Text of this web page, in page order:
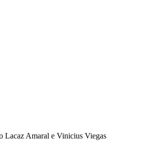
Lacaz Amaral e Vinicius Viegas